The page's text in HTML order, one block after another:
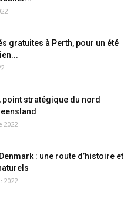
gratuites à Perth, pour un été
point stratégique du nord
2022
Denmark : une route d’histoire et
2022